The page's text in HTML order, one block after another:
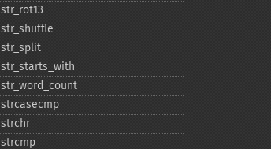
str_​rot13
str_​shuffle
str_​split
str_​starts_​with
str_​word_​count
strcasecmp
strchr
strcmp